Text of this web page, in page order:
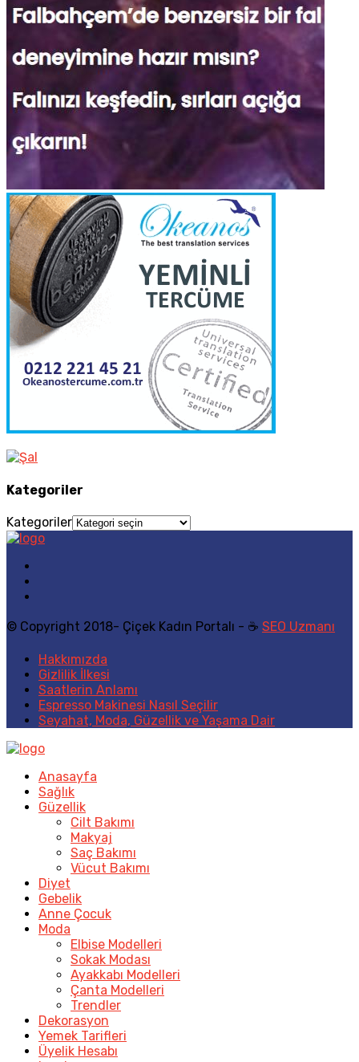
Kategoriler
Kategoriler
© Copyright 2018- Çiçek Kadın Portalı - ☕ SEO Uzmanı
Hakkımızda
Gizlilik İlkesi
Saatlerin Anlamı
Espresso Makinesi Nasıl Seçilir
Seyahat, Moda, Güzellik ve Yaşama Dair
Anasayfa
Sağlık
Güzellik
Cilt Bakımı
Makyaj
Saç Bakımı
Vücut Bakımı
Diyet
Gebelik
Anne Çocuk
Moda
Elbise Modelleri
Sokak Modası
Ayakkabı Modelleri
Çanta Modelleri
Trendler
Dekorasyon
Yemek Tarifleri
Üyelik Hesabı